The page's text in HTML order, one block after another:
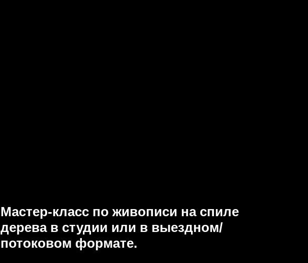
Мастер-класс по живописи на спиле
дерева в студии или в выездном/
потоковом формате.